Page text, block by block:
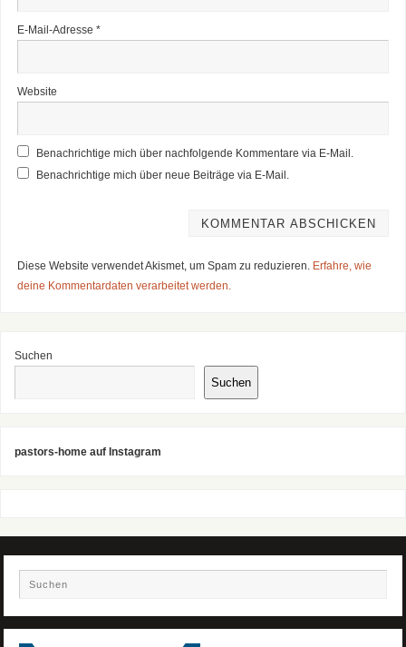
E-Mail-Adresse *
Website
Benachrichtige mich über nachfolgende Kommentare via E-Mail.
Benachrichtige mich über neue Beiträge via E-Mail.
Diese Website verwendet Akismet, um Spam zu reduzieren.
Erfahre, wie
deine Kommentardaten verarbeitet werden.
Suchen
Suchen
pastors-home auf Instagram